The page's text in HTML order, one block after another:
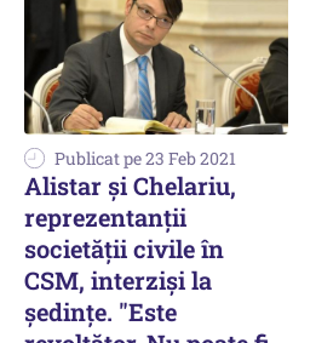
Publicat pe 23 Feb 2021
Alistar şi Chelariu,
reprezentanţii
societăţii civile în
CSM, interzişi la
şedinţe. "Este